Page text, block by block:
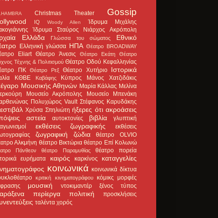
Christmas Theater Gossip
IQ Woody Allen
Ίδρυμα Μιχάλης
Ίδρυμα Σταύρος Νιάρχος Ακρόπολη
Ελλάδα Γλώσσα του σώματος
Εθνικό
Ελληνική γλώσσα ΗΠΑ Θέατρο BROADWAY
Eliart Θέατρο Άνεσις Θέατρο Εκάτη
Θέατρο
Τέχνης & Πολιτισμού Θέατρο Οδού Κεφαλληνίας
ΠΚ
Θέατρο Ρεξ Θέατρο Χυτήριο Ιστορικά
ΚΘΒΕ Καβάφης Κύπρος Μάνος Χατζιδάκις
Μουσικής Αθηνών Μαρία Κάλλας Μελίνα
Μουσείο Ακρόπολης
Μουσείο Μπενάκη
Πολυχώρος Vault Στέφανος Καρυδάκης
Χρύσα Σπηλιώτη ήξερες ότι ακροάσεις
αστεία αυτοκτονίες βιβλία
γλυπτική
εκθέσεις ζωγραφικής
εκθέσεις
ζωγραφική ζώδια
θέατρο OLVIO
Αλκμήνη θέατρο Βικτώρια θέατρο Επί Κολωνώ
Πάνθεον θέατρο Παραμυθίας
θέατρο πορεία
ευρήματα
καιρός καρκίνος
καταγγελίες
κοινωνικά κοινωνικά δίκτυα
κριτική κινηματογράφου κόμικς μορφές
μουσική ντοκιμαντέρ ξένος τύπος
περίεργα πολιτική προσκλήσεις
ταλέντα χορός